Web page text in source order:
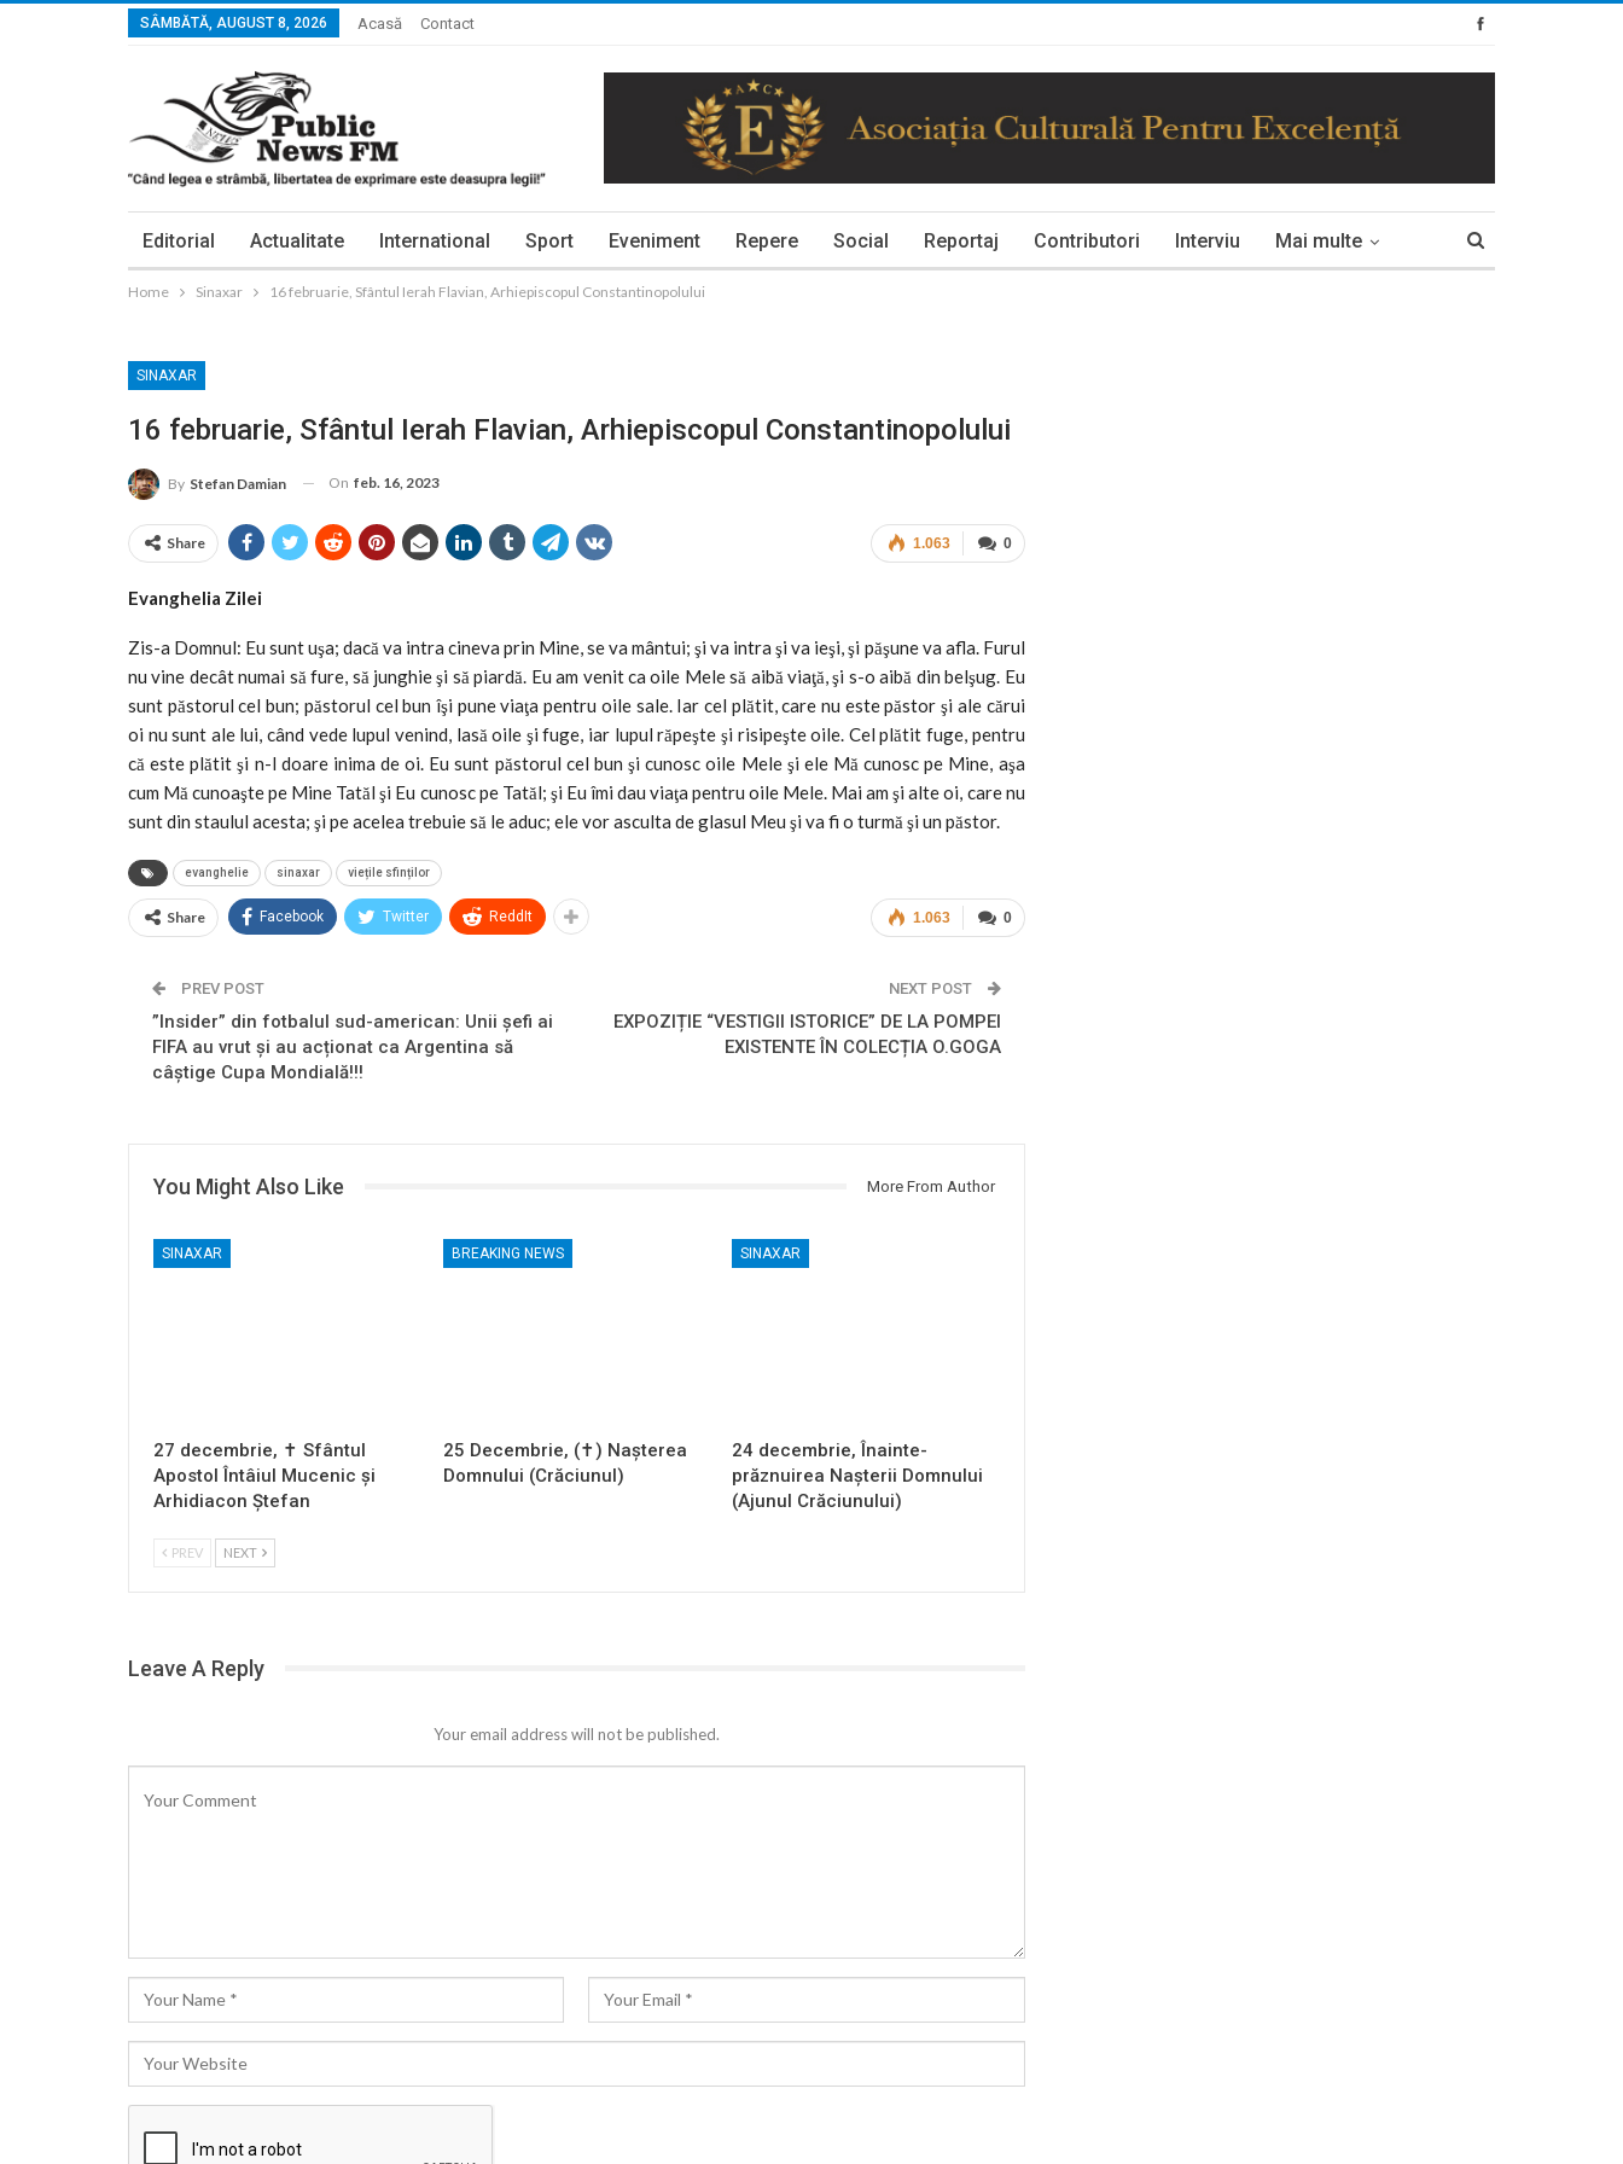
SÂMBĂTĂ, AUGUST 8, 2026 Acasă Contact
Editorial Actualitate International Sport Eveniment Repere Social Reportaj Contributori Interviu Mai multe
Home Sinaxar 16 februarie, Sfântul Ierah Flavian, Arhiepiscopul Constantinopolului
SINAXAR
16 februarie, Sfântul Ierah Flavian, Arhiepiscopul Constantinopolului
By Stefan Damian On feb. 16, 2023
0
1.063
Share
Evanghelia Zilei
Zis-a Domnul: Eu sunt uşa; dacă va intra cineva prin Mine, se va mântui; şi va intra şi va ieşi, şi păşune va afla. Furul
nu vine decât numai să fure, să junghie şi să piardă. Eu am venit ca oile Mele să aibă viaţă, şi s-o aibă din belşug. Eu
sunt păstorul cel bun; păstorul cel bun îşi pune viaţa pentru oile sale. Iar cel plătit, care nu este păstor şi ale cărui
oi nu sunt ale lui, când vede lupul venind, lasă oile şi fuge, iar lupul răpeşte şi risipeşte oile. Cel plătit fuge, pentru
că este plătit şi n-l doare inima de oi. Eu sunt păstorul cel bun şi cunosc oile Mele şi ele Mă cunosc pe Mine, aşa
cum Mă cunoaşte pe Mine Tatăl şi Eu cunosc pe Tatăl; şi Eu îmi dau viaţa pentru oile Mele. Mai am şi alte oi, care nu
sunt din staulul acesta; şi pe acelea trebuie să le aduc; ele vor asculta de glasul Meu şi va fi o turmă şi un păstor.
evanghelie sinaxar viețile sfinților
0
1.063
Share Facebook Twitter ReddIt
PREV POST
”Insider” din fotbalul sud-american: Unii șefi ai
FIFA au vrut și au acționat ca Argentina să
câștige Cupa Mondială!!!
NEXT POST
EXPOZIȚIE “VESTIGII ISTORICE” DE LA POMPEI
EXISTENTE ÎN COLECȚIA O.GOGA
You Might Also Like More From Author
SINAXAR
27 decembrie, ✝ Sfântul
Apostol Întâiul Mucenic și
Arhidiacon Ștefan
BREAKING NEWS
25 Decembrie, (✝) Nașterea
Domnului (Crăciunul)
SINAXAR
24 decembrie, Înainte-
prăznuirea Naşterii Domnului
(Ajunul Crăciunului)
PREV NEXT
Leave A Reply
Your email address will not be published.